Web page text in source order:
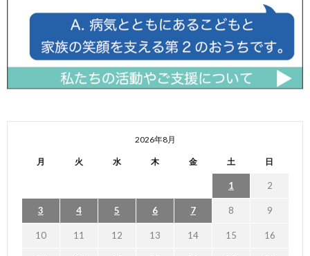
2026年8月
月 火 水 木 金 土 日
1 2
3 4 5 6 7 8 9
10 11 12 13 14 15 16